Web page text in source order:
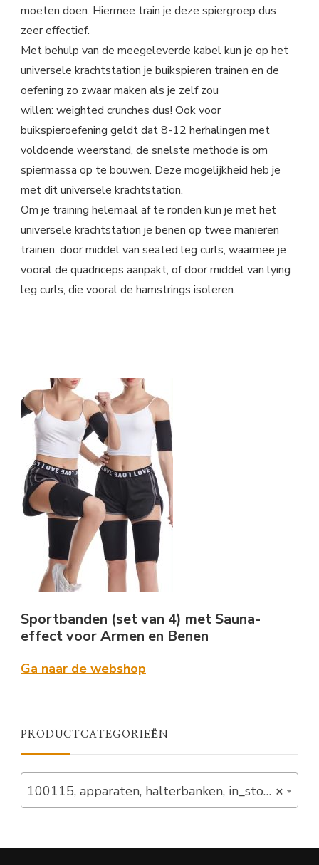
moeten doen. Hiermee train je deze spiergroep dus
zeer effectief.
Met behulp van de meegeleverde kabel kun je op het
universele krachtstation je buikspieren trainen en de
oefening zo zwaar maken als je zelf zou
willen: weighted crunches dus! Ook voor
buikspieroefening geldt dat 8-12 herhalingen met
voldoende weerstand, de snelste methode is om
spiermassa op te bouwen. Deze mogelijkheid heb je
met dit universele krachtstation.
Om je training helemaal af te ronden kun je met het
universele krachtstation je benen op twee manieren
trainen: door middel van seated leg curls, waarmee je
vooral de quadriceps aanpakt, of door middel van lying
leg curls, die vooral de hamstrings isoleren.
Sportbanden (set van 4) met Sauna-
effect voor Armen en Benen
Ga naar de webshop
PRODUCTCATEGORIEËN
×
100115, apparaten, halterbanken, in_stock, krachtstations, set, tier-premium-test (1)